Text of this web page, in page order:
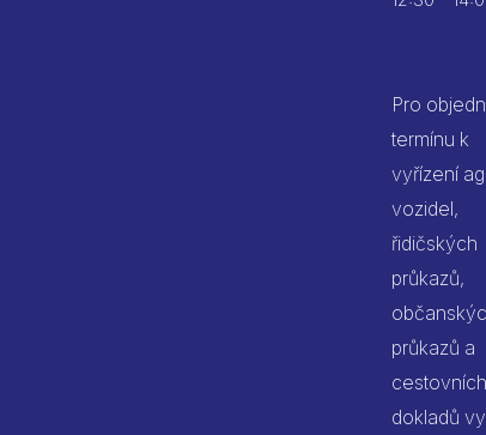
Pro
termínu k
vyřízení
vozidel,
řidičských
průkazů,
průkazů a
cestovních
dokladů